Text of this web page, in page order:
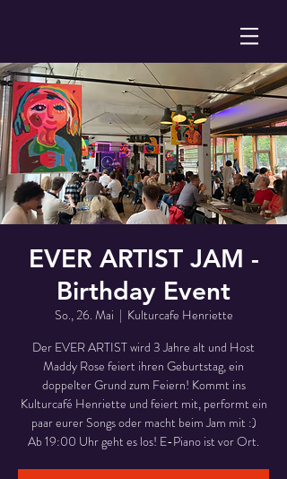
EVER ARTIST JAM -
Birthday Event
So., 26. Mai
  |
Kulturcafe Henriette
Der EVER ARTIST wird 3 Jahre alt und Host
Maddy Rose feiert ihren Geburtstag, ein
doppelter Grund zum Feiern! Kommt ins
Kulturcafé Henriette und feiert mit, performt ein
paar eurer Songs oder macht beim Jam mit :)
Ab 19:00 Uhr geht es los! E-Piano ist vor Ort.